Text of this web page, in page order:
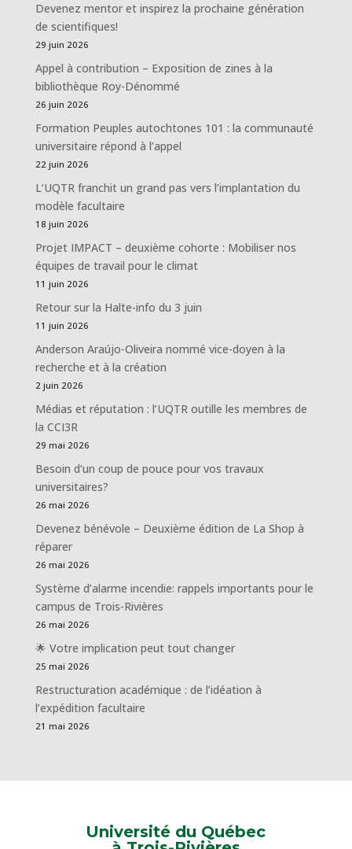
Devenez mentor et inspirez la prochaine génération
de scientifiques!
29 juin 2026
Appel à contribution – Exposition de zines à la
bibliothèque Roy-Dénommé
26 juin 2026
Formation Peuples autochtones 101 : la communauté
universitaire répond à l’appel
22 juin 2026
L’UQTR franchit un grand pas vers l’implantation du
modèle facultaire
18 juin 2026
Projet IMPACT – deuxième cohorte : Mobiliser nos
équipes de travail pour le climat
11 juin 2026
Retour sur la Halte-info du 3 juin
11 juin 2026
Anderson Araújo-Oliveira nommé vice-doyen à la
recherche et à la création
2 juin 2026
Médias et réputation : l’UQTR outille les membres de
la CCI3R
29 mai 2026
Besoin d’un coup de pouce pour vos travaux
universitaires?
26 mai 2026
Devenez bénévole – Deuxième édition de La Shop à
réparer
26 mai 2026
Système d’alarme incendie: rappels importants pour le
campus de Trois-Rivières
26 mai 2026
🌟 Votre implication peut tout changer
25 mai 2026
Restructuration académique : de l’idéation à
l’expédition facultaire
21 mai 2026
Université du Québec